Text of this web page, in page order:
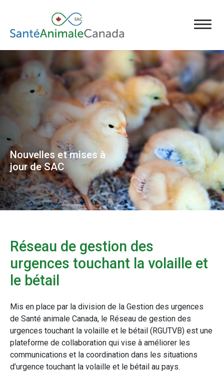
Nouvelles et mises à
jour de SAC
Réseau de gestion des
urgences touchant la volaille et
le bétail
Mis en place par la division de la Gestion des urgences
de Santé animale Canada, le Réseau de gestion des
urgences touchant la volaille et le bétail (RGUTVB) est une
plateforme de collaboration qui vise à améliorer les
communications et la coordination dans les situations
d’urgence touchant la volaille et le bétail au pays.